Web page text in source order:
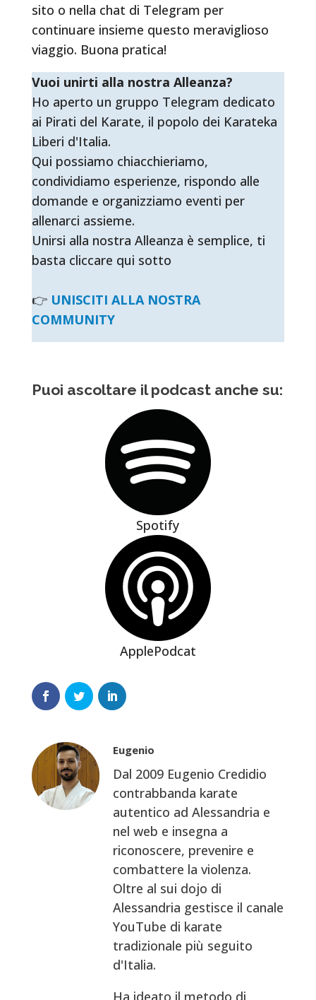
sito o nella chat di Telegram per
continuare insieme questo meraviglioso
viaggio. Buona pratica!
Vuoi unirti alla nostra Alleanza?
Ho aperto un gruppo Telegram dedicato
ai Pirati del Karate, il popolo dei Karateka
Liberi d'Italia.
Qui possiamo chiacchieriamo,
condividiamo esperienze, rispondo alle
domande e organizziamo eventi per
allenarci assieme.
Unirsi alla nostra Alleanza è semplice, ti
basta cliccare qui sotto
👉 UNISCITI ALLA NOSTRA
COMMUNITY
Puoi ascoltare il podcast anche su:
Spotify
ApplePodcat
Eugenio
Dal 2009 Eugenio Credidio
contrabbanda karate
autentico ad Alessandria e
nel web e insegna a
riconoscere, prevenire e
combattere la violenza.
Oltre al sui dojo di
Alessandria gestisce il canale
YouTube di karate
tradizionale più seguito
d'Italia.